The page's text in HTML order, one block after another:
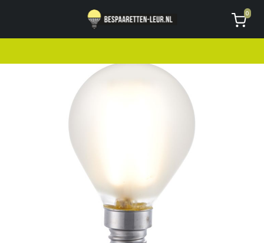
Geen code ontvangen of kwijt?
AVG
0